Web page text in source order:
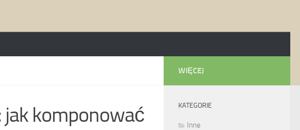
jak komponować
WIĘCEJ
KATEGORIE
Inne